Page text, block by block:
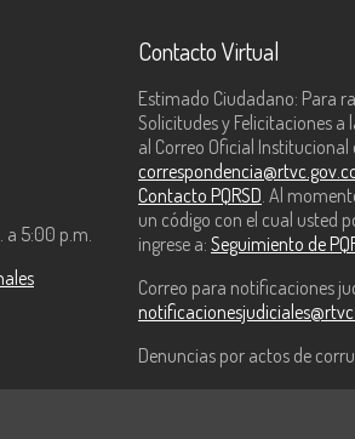
a 5:00 p.m.
Contacto Virtual
Estimado Ciudadano: Para
Solicitudes y Felicitaciones
al Correo Oficial Institucional
Contacto PQRSD . Al
un código con el cual usted
ingrese a: Seguimiento de
Correo para notificaciones
Denuncias por actos de